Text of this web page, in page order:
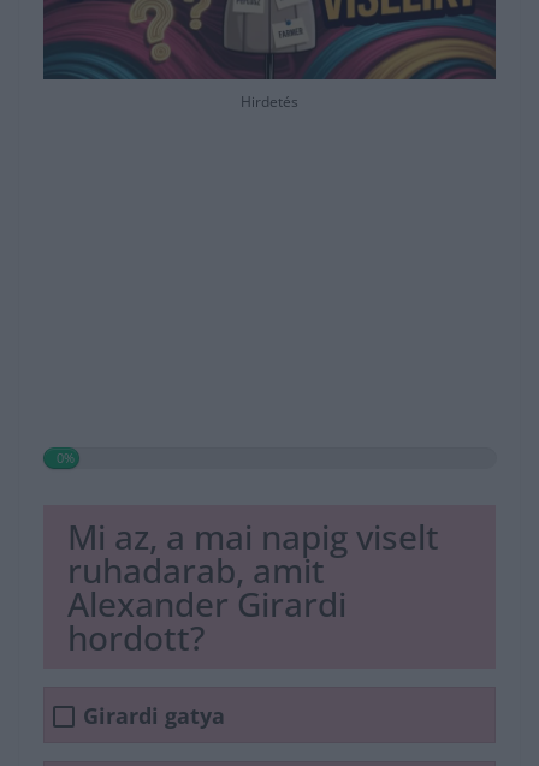
Hirdetés
0%
Mi az, a mai napig viselt
ruhadarab, amit
Alexander Girardi
hordott?
Girardi gatya